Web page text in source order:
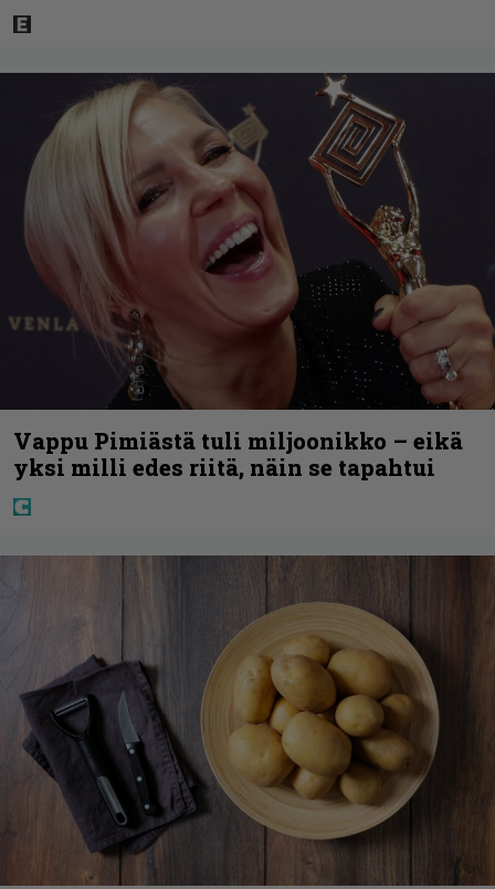
Vappu Pimiästä tuli miljoonikko – eikä
yksi milli edes riitä, näin se tapahtui